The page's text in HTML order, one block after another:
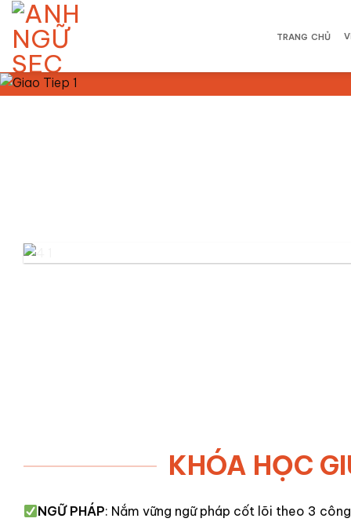
Bỏ
qua
nội
dung
TRANG CHỦ
KHÓA HỌC
NGỮ PHÁP: Nắm vững ngữ pháp cốt lõi theo 3